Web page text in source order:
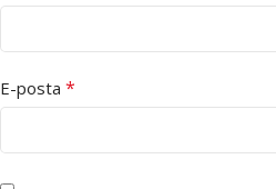
E-posta *